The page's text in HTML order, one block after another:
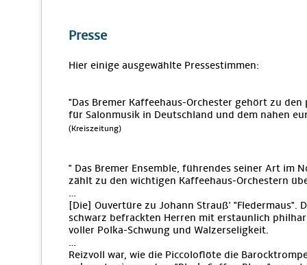
Presse
Hier einige ausgewählte Pressestimmen:
"Das Bremer Kaffeehaus-Orchester gehört zu
für Salonmusik in Deutschland und dem nahen
(Kreiszeitung)
" Das Bremer Ensemble, führendes seiner Art im
zählt zu den wichtigen Kaffeehaus-Orchestern
…
[Die] Ouvertüre zu Johann Strauß' "Fledermaus".
schwarz befrackten Herren mit erstaunlich
voller Polka-Schwung und Walzerseligkeit.
…
Reizvoll war, wie die Piccoloflöte die